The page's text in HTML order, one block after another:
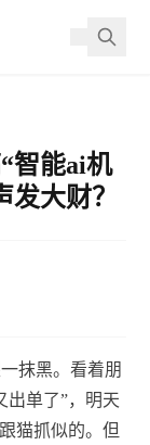
智能ai机
大财？
抹黑。看着朋
出单了”，明天
猫抓似的。但